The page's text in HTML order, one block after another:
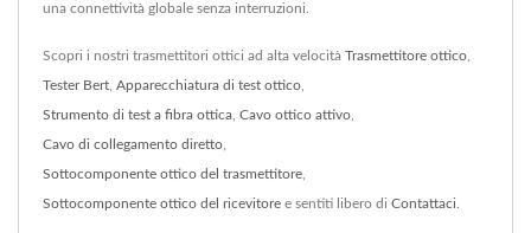
una connettività globale senza interruzioni.
Scopri i nostri trasmettitori ottici ad alta velocità Trasmettitore ottico
Tester Bert Apparecchiatura di test ottico
Strumento di test a fibra ottica Cavo ottico attivo
Cavo di collegamento diretto
Sottocomponente ottico del trasmettitore
Sottocomponente ottico del ricevitore e sentiti libero di Contattaci